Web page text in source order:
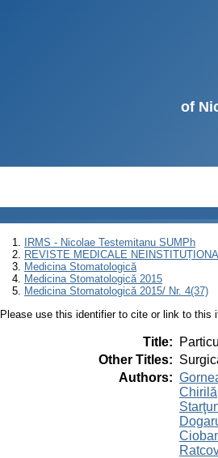
of
IRMS - Nicolae Testemitanu SUMPh
REVISTE MEDICALE
Medicina Stomatologică
Medicina Stomatologică 2015
Medicina Stomatologică 2015/ Nr. 4(37)
Please use this identifier to cite or link to this
Title:
Other Titles:
Authors: